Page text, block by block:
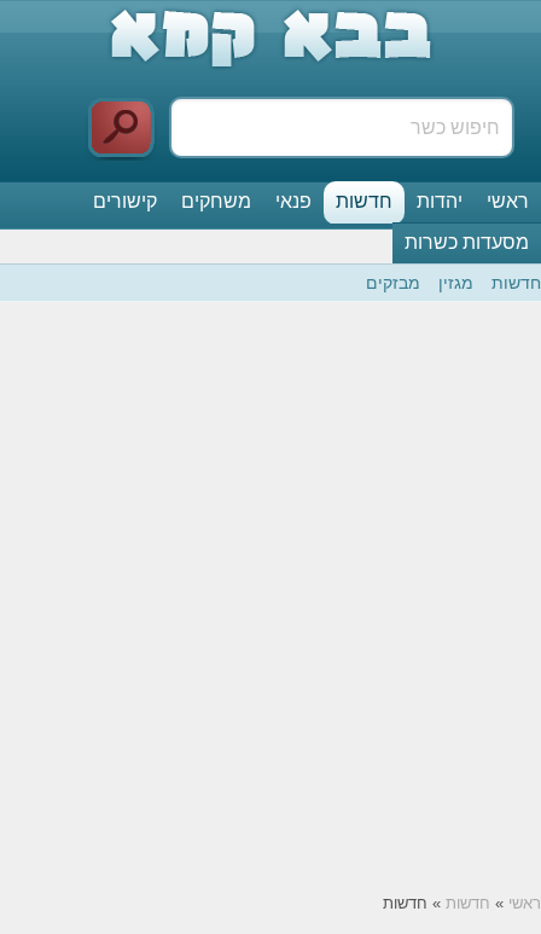
ראשי יהדות חדשות פנאי משחקים
קישורים
מסעדות כשרות
חדשות מגזין מבזקים
ראשי » חדשות » חדשות